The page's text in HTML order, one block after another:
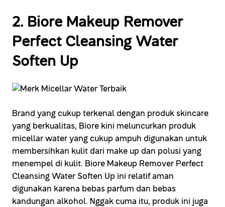
2. Biore Makeup Remover
Perfect Cleansing Water
Soften Up
Brand yang cukup terkenal dengan produk skincare
yang berkualitas, Biore kini meluncurkan produk
micellar water yang cukup ampuh digunakan untuk
membersihkan kulit dari make up dan polusi yang
menempel di kulit. Biore Makeup Remover Perfect
Cleansing Water Soften Up ini relatif aman
digunakan karena bebas parfum dan bebas
kandungan alkohol. Nggak cuma itu, produk ini juga